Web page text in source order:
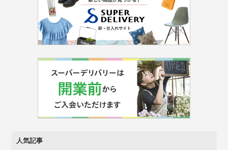
人気記事